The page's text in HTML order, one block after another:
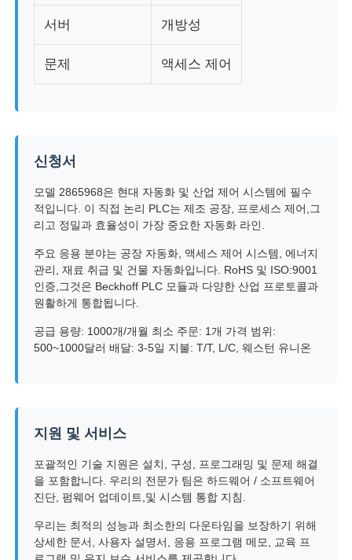
서버 개방성
문제 액세스 제어
신청서
모델 2865968은 현대 자동화 및 산업 제어 시스템에 필수
적입니다. 이 직접 논리 PLC는 제조 공장, 프로세스 제어,그
리고 정밀과 효율성이 가장 중요한 자동화 라인.
주요 응용 분야는 공장 자동화, 액세스 제어 시스템, 에너지
관리, 재료 취급 및 건물 자동화입니다. RoHS 및 ISO:9001
인증,그것은 Beckhoff PLC 모듈과 다양한 산업 프로토콜과
원활하게 통합됩니다.
공급 용량: 1000개/개월 최소 주문: 1개 가격 범위:
500~1000달러 배달: 3-5일 지불: T/T, L/C, 웨스턴 유니온
지원 및 서비스
포괄적인 기술 지원은 설치, 구성, 프로그래밍 및 문제 해결
을 포함합니다. 우리의 전문가 팀은 하드웨어 / 소프트웨어
진단, 펌웨어 업데이트,및 시스템 통합 지침.
우리는 최적의 성능과 최소한의 다운타임을 보장하기 위해
상세한 문서, 사용자 설명서, 응용 프로그램 메모, 교육 프